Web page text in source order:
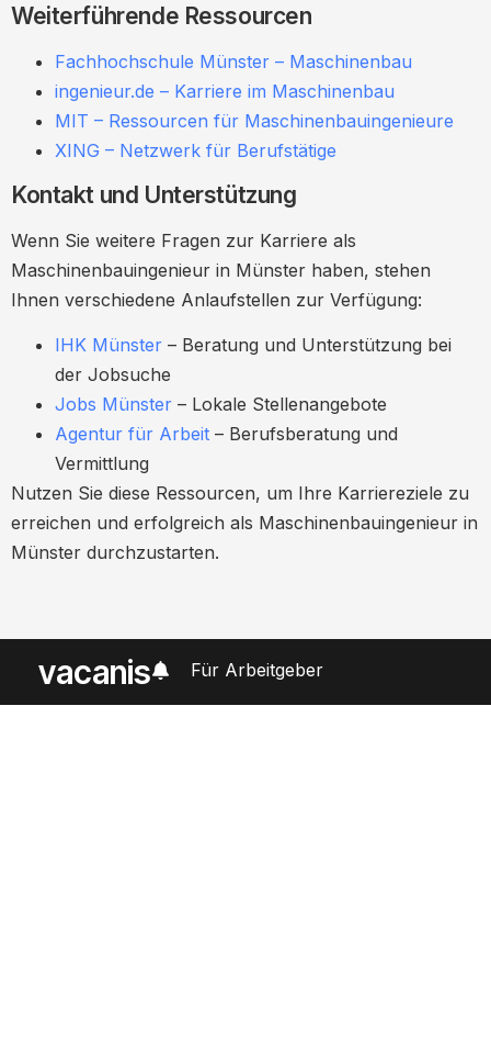
Weiterführende Ressourcen
Fachhochschule Münster – Maschinenbau
ingenieur.de – Karriere im Maschinenbau
MIT – Ressourcen für Maschinenbauingenieure
XING – Netzwerk für Berufstätige
Kontakt und Unterstützung
Wenn Sie weitere Fragen zur Karriere als
Maschinenbauingenieur in Münster haben, stehen
Ihnen verschiedene Anlaufstellen zur Verfügung:
IHK Münster – Beratung und Unterstützung bei
der Jobsuche
Jobs Münster – Lokale Stellenangebote
Agentur für Arbeit – Berufsberatung und
Vermittlung
Nutzen Sie diese Ressourcen, um Ihre Karriereziele zu
erreichen und erfolgreich als Maschinenbauingenieur in
Münster durchzustarten.
vacanis Für Arbeitgeber